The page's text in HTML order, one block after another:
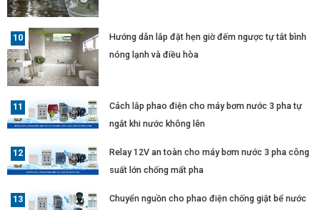
Hướng dẫn lắp đặt hẹn giờ đếm ngược tự tắt bình
nóng lạnh và điều hòa
Cách lắp phao điện cho máy bơm nước 3 pha tự
ngắt khi nước không lên
Relay 12V an toàn cho máy bơm nước 3 pha công
suất lớn chống mất pha
Chuyển nguồn cho phao điện chống giật bể nước